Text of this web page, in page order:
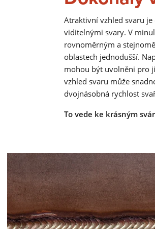
Atraktivní vzhled svaru je
viditelnými svary. V
rovnoměrným a
oblastech jednodušší.
mohou být uvolněni pro
vzhled svaru může
dvojnásobná rychlost
To vede ke krásným